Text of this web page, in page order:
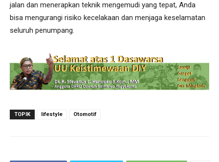
jalan dan menerapkan teknik mengemudi yang tepat, Anda
bisa mengurangi risiko kecelakaan dan menjaga keselamatan
seluruh penumpang.
TOPIK lifestyle Otomotif